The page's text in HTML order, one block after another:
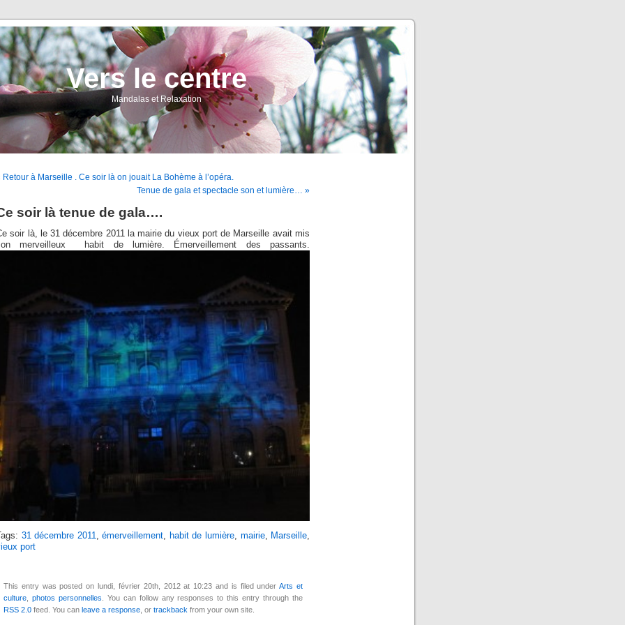
Vers le centre
Mandalas et Relaxation
Retour à Marseille . Ce soir là on jouait La Bohème à l’opéra.
Tenue de gala et spectacle son et lumière… »
soir là tenue de gala….
soir là, le 31 décembre 2011 la mairie du vieux port de Marseille avait mis
merveilleux habit de lumière. Émerveillement des passants.
31 décembre 2011 ,émerveillement habit de lumière, mairie, Marseille
port
This entry was posted on lundi, février 20th, 2012 at 10:23 and is filed underArts et
culture
photos personnelles . You can follow any responses to this entry through the
RSS 2.0 feed. You can leave a response , or trackback from your own site.